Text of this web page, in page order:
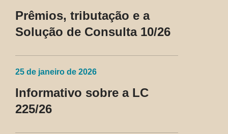
Prêmios, tributação e a
Solução de Consulta 10/26
25 de janeiro de 2026
Informativo sobre a LC
225/26